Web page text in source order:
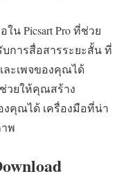
ใน Picsart Pro ที่ช่วย
การสื่อสารระยะสั้น ที่
ละเพจของคุณได้
ช่วยให้คุณสร้าง
งคุณได้ เครื่องมือที่น่า
พ